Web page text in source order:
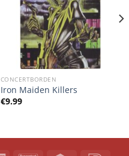
CONCERTBORDEN
Iron Maiden Killers
€9.99